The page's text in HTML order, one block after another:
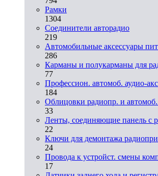
Рамки
1304
Соединители авторадио
219
Автомобильные аксессуары
286
Карманы и полукарманы для
77
Профессион. автомоб. аудио-
184
Облицовки радиопр. и
33
Ленты, соединяющие панель с
22
Ключи для демонтажа
24
Провода к устройст. смены
17